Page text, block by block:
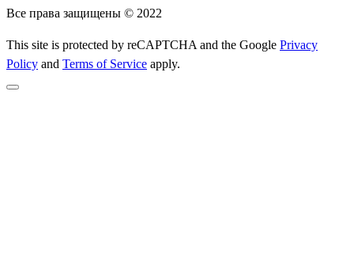
Все права защищены © 2022
This site is protected by reCAPTCHA and the Google Privacy
Policy and Terms of Service apply.